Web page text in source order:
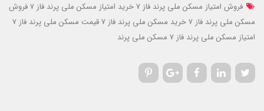
فروش امتیاز مسکن ملی پرند فاز 7
خرید امتیاز مسکن ملی پرند فاز 7
فروش
مسکن ملی پرند فاز 7
خرید مسکن ملی پرند فاز 7
قیمت مسکن ملی پرند فاز 7
امتیاز مسکن ملی پرند فاز 7
مسکن ملی پرند